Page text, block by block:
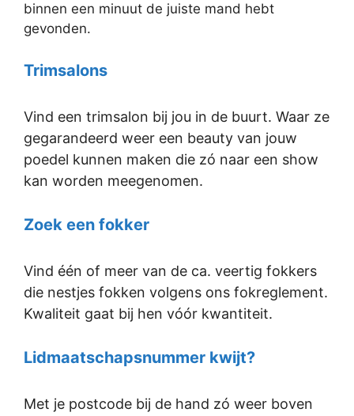
binnen een minuut de juiste mand hebt
gevonden.
Trimsalons
Vind een trimsalon bij jou in de buurt. Waar ze
gegarandeerd weer een beauty van jouw
poedel kunnen maken die zó naar een show
kan worden meegenomen.
Zoek een fokker
Vind één of meer van de ca. veertig fokkers
die nestjes fokken volgens ons fokreglement.
Kwaliteit gaat bij hen vóór kwantiteit.
Lidmaatschapsnummer kwijt?
Met je postcode bij de hand zó weer boven